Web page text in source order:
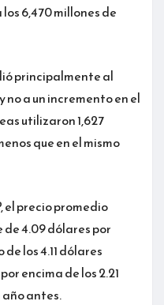
6,470 millones de
principalmente al
a un incremento en el
utilizaron 1,627
que en el mismo
el precio promedio
4.09 dólares por
los 4.11 dólares
encima de los 2.21
antes.